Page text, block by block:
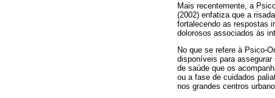
Mais recentemente, a
(2002) enfatiza que a
fortalecendo as respostas
dolorosos associados às
No que se refere à Psico-
disponíveis para
de saúde que os
ou a fase de cuidados
nos grandes centros